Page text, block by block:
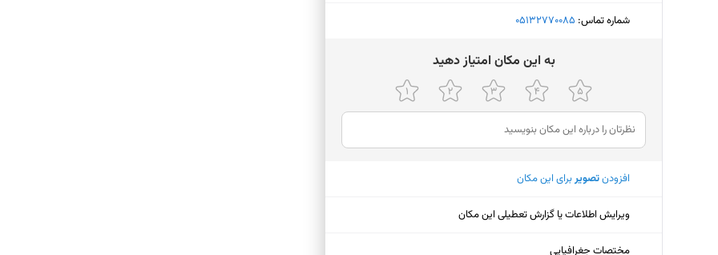
شماره تماس: ‎05132770085
ﺑﻪ اﯾﻦ ﻣﮑﺎن اﻣﺘﯿﺎز دﻫﯿﺪ
افزودنتصویربرای این مکان
ویرایش اطلاعات یا گزارش تعطیلی این مکان
مختصات جغرافیایی